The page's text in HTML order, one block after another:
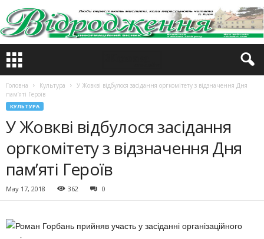
Головна Культура
У Жовкві відбулося засідання оргкомітету з відзначення Дня
пам’яті Героїв
КУЛЬТУРА
У Жовкві відбулося засідання
оргкомітету з відзначення Дня
пам’яті Героїв
May 17, 2018 362 0